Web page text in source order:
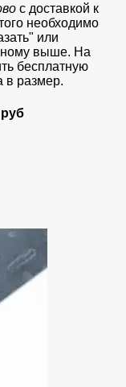
с доставкой к
необходимо
или
выше. На
бесплатную
в размер.
руб